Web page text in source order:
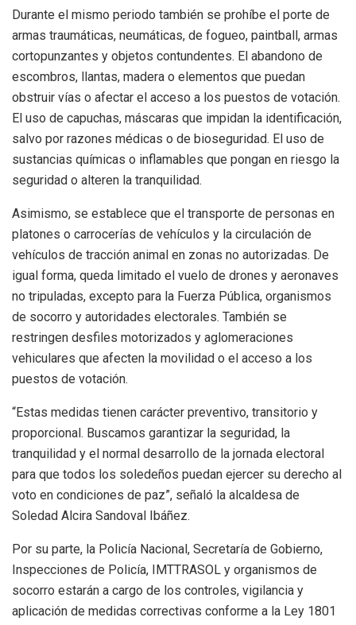
Durante el mismo periodo también se prohíbe el porte de
armas traumáticas, neumáticas, de fogueo, paintball, armas
cortopunzantes y objetos contundentes. El abandono de
escombros, llantas, madera o elementos que puedan
obstruir vías o afectar el acceso a los puestos de votación.
El uso de capuchas, máscaras que impidan la identificación,
salvo por razones médicas o de bioseguridad. El uso de
sustancias químicas o inflamables que pongan en riesgo la
seguridad o alteren la tranquilidad.
Asimismo, se establece que el transporte de personas en
platones o carrocerías de vehículos y la circulación de
vehículos de tracción animal en zonas no autorizadas. De
igual forma, queda limitado el vuelo de drones y aeronaves
no tripuladas, excepto para la Fuerza Pública, organismos
de socorro y autoridades electorales. También se
restringen desfiles motorizados y aglomeraciones
vehiculares que afecten la movilidad o el acceso a los
puestos de votación.
“Estas medidas tienen carácter preventivo, transitorio y
proporcional. Buscamos garantizar la seguridad, la
tranquilidad y el normal desarrollo de la jornada electoral
para que todos los soledeños puedan ejercer su derecho al
voto en condiciones de paz”, señaló la alcaldesa de
Soledad Alcira Sandoval Ibáñez.
Por su parte, la Policía Nacional, Secretaría de Gobierno,
Inspecciones de Policía, IMTTRASOL y organismos de
socorro estarán a cargo de los controles, vigilancia y
aplicación de medidas correctivas conforme a la Ley 1801